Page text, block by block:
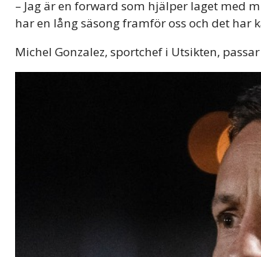
– Jag är en forward som hjälper laget med
har en lång säsong framför oss och det har
Michel Gonzalez, sportchef i Utsikten,